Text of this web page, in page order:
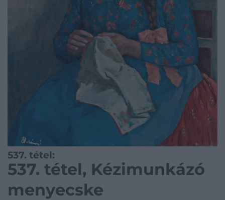
537. tétel:
537. tétel, Kézimunkázó
menyecske